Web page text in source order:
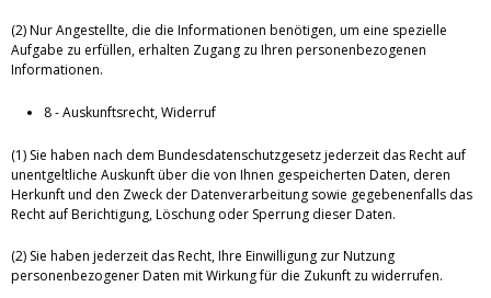
(2) Nur Angestellte, die die Informationen benötigen, um eine spezielle
Aufgabe zu erfüllen, erhalten Zugang zu Ihren personenbezogenen
Informationen.
8 - Auskunftsrecht, Widerruf
(1) Sie haben nach dem Bundesdatenschutzgesetz jederzeit das Recht auf
unentgeltliche Auskunft über die von Ihnen gespeicherten Daten, deren
Herkunft und den Zweck der Datenverarbeitung sowie gegebenenfalls das
Recht auf Berichtigung, Löschung oder Sperrung dieser Daten.
(2) Sie haben jederzeit das Recht, Ihre Einwilligung zur Nutzung
personenbezogener Daten mit Wirkung für die Zukunft zu widerrufen.